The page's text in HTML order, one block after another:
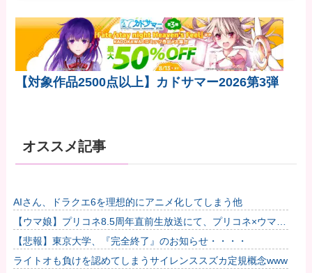
【対象作品2500点以上】カドサマー2026第3弾
オススメ記事
AIさん、ドラクエ6を理想的にアニメ化してしまう他
【ウマ娘】プリコネ8.5周年直前生放送にて、プリコネ×ウマ娘
コラボの開催について告知が！？今秋予定で詳細については後
日発...
【悲報】東京大学、『完全終了』のお知らせ・・・・
ライトオも負けを認めてしまうサイレンススズカ定規概念www